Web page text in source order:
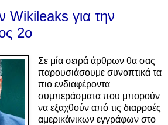
Wikileaks για την
2ο
Σε μία σειρά άρθρων θα σας
παρουσιάσουμε συνοπτικά τα
πιο ενδιαφέροντα
συμπεράσματα που μπορούν
να εξαχθούν από τις διαρροές
αμερικάνικων εγγράφων στο